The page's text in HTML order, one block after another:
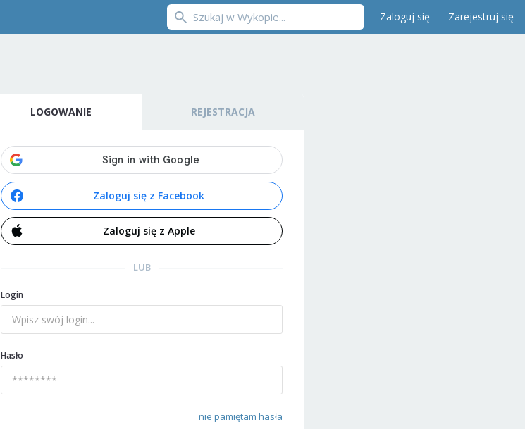
Zaloguj się Zarejestruj się
LOGOWANIE REJESTRACJA
Zaloguj się z Facebook
Zaloguj się z Apple
LUB
Login
Hasło
nie pamiętam hasła